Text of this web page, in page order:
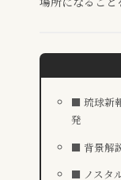
■ 琉球新
発
■ 背景解
■ ノスタ